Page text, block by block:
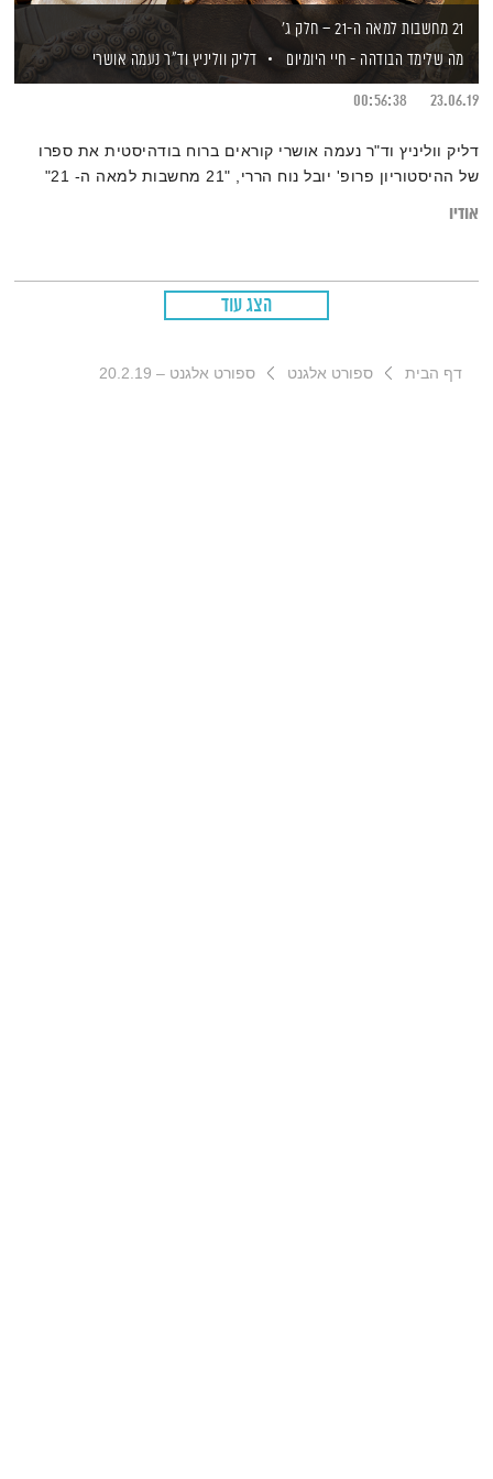
21 מחשבות למאה ה-21 – חלק ג'
מה שלימד הבודהה - חיי היומיום
דליק ווליניץ וד"ר נעמה אושרי
23.06.19
00:56:38
דליק ווליניץ וד"ר נעמה אושרי קוראים ברוח בודהיסטית את ספרו
של ההיסטוריון פרופ' יובל נוח הררי, "21 מחשבות למאה ה- 21"
אודיו
הצג עוד
דף הבית ספורט אלגנט ספורט אלגנט – 20.2.19